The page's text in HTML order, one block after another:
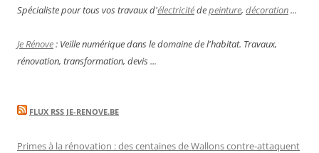
Spécialiste pour tous vos travaux d'électricitédepeinture, décoration...
Je Rénove: Veille numérique dans le domaine de l'habitat. Travaux,
rénovation, transformation, devis ...
FLUX RSS JE-RENOVE.BE
Primes à la rénovation : des centaines de Wallons contre-attaquent